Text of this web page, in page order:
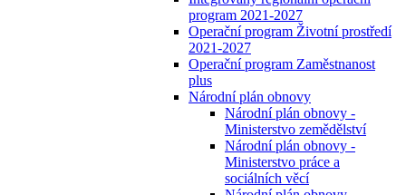
program 2021-2027
Operační program Životní prostředí
2021-2027
Operační program Zaměstnanost
plus
Národní plán obnovy
Národní plán obnovy -
Ministerstvo zemědělství
Národní plán obnovy -
Ministerstvo práce a
sociálních věcí